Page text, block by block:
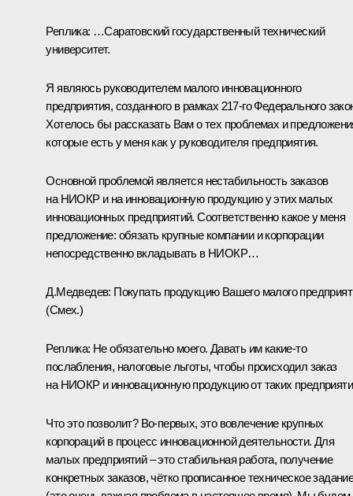
Реплика: …Саратовский государственный технический
университет.
Я являюсь руководителем малого инновационного
предприятия, созданного в рамках 217-го Федерального
Хотелось бы рассказать Вам о тех проблемах и
которые есть у меня как у руководителя предприятия.
Основной проблемой является нестабильность заказов
на НИОКР и на инновационную продукцию у этих малых
инновационных предприятий. Соответственно какое у меня
предложение: обязать крупные компании и корпорации
непосредственно вкладывать в НИОКР…
Д.Медведев: Покупать продукцию Вашего малого
(Смех.)
Реплика: Не обязательно моего. Давать им какие‑то
послабления, налоговые льготы, чтобы происходил заказ
на НИОКР и инновационную продукцию от таких
Что это позволит? Во‑первых, это вовлечение крупных
корпораций в процесс инновационной деятельности. Для
малых предприятий – это стабильная работа, получение
конкретных заказов, чётко прописанное техническое